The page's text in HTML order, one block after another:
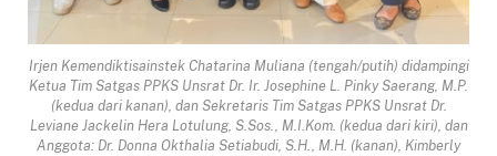
Irjen Kemendiktisainstek Chatarina Muliana (tengah/putih) didampingi
Ketua Tim Satgas PPKS Unsrat Dr. Ir. Josephine L. Pinky Saerang, M.P.
(kedua dari kanan), dan Sekretaris Tim Satgas PPKS Unsrat Dr.
Leviane Jackelin Hera Lotulung, S.Sos., M.I.Kom. (kedua dari kiri), dan
Anggota: Dr. Donna Okthalia Setiabudi, S.H., M.H. (kanan), Kimberly